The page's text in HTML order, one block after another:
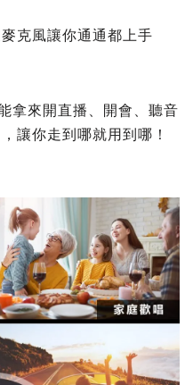
克風讓你通通都上手
拿來開直播、開會、聽音
讓你走到哪就用到哪！